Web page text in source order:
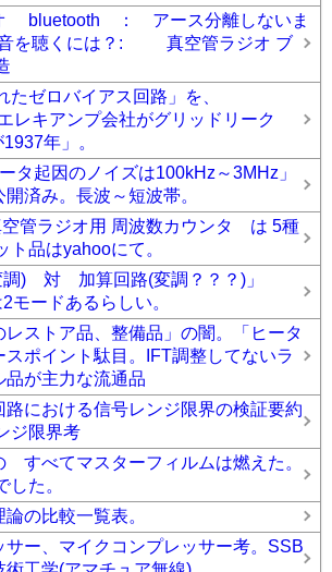
： アース分離しないま
音を聴くには？: 真空管ラジオ ブ
たゼロバイアス回路」を、
レキアンプ会社がグリッドリーク
年」。
タ起因のノイズは100kHz～3MHz」
済み。長波～短波帯。
空管ラジオ用 周波数カウンタ は 5種
ト品はyahooにて。
調) 対 加算回路(変調？？？)」
モードあるらしい。
レストア品、整備品」の闇。「ヒータ
ポイント駄目。IFT調整してないラ
品が主力な流通品
路における信号レンジ限界の検証要約
ジ限界考
すべてマスターフィルムは燃えた。
した。
論の比較一覧表。
サー、マイクコンプレッサー考。SSB